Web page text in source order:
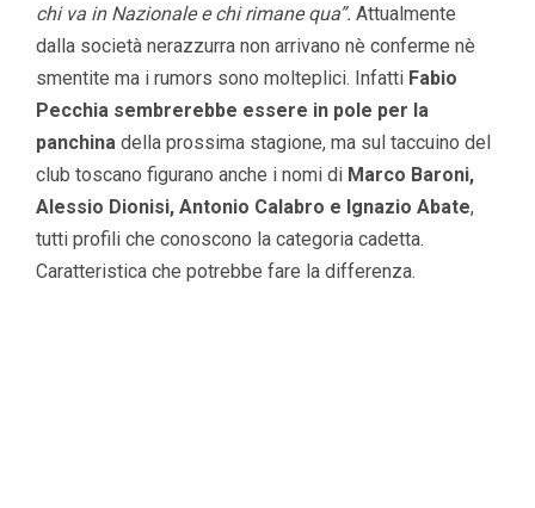
chi va in Nazionale e chi rimane qua”. Attualmente
dalla società nerazzurra non arrivano nè conferme nè
smentite ma i rumors sono molteplici. Infatti Fabio
Pecchia sembrerebbe essere in pole per la
panchina della prossima stagione, ma sul taccuino del
club toscano figurano anche i nomi di Marco Baroni,
Alessio Dionisi, Antonio Calabro e Ignazio Abate,
tutti profili che conoscono la categoria cadetta.
Caratteristica che potrebbe fare la differenza.